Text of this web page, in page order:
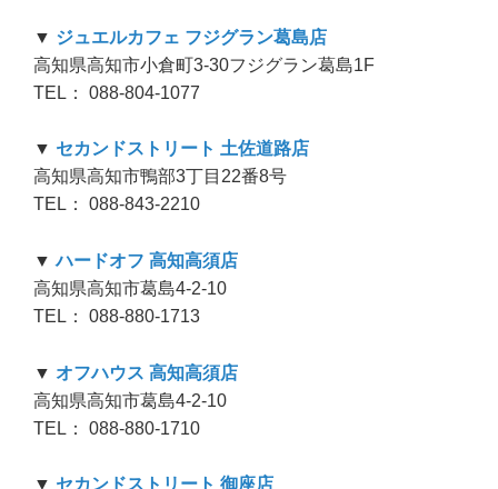
▼ ジュエルカフェ フジグラン葛島店
高知県高知市小倉町3-30フジグラン葛島1F
TEL： 088-804-1077
▼ セカンドストリート 土佐道路店
高知県高知市鴨部3丁目22番8号
TEL： 088-843-2210
▼ ハードオフ 高知高須店
高知県高知市葛島4-2-10
TEL： 088-880-1713
▼ オフハウス 高知高須店
高知県高知市葛島4-2-10
TEL： 088-880-1710
▼ セカンドストリート 御座店